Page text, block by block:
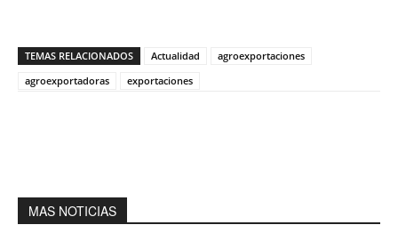
TEMAS RELACIONADOS Actualidad
agroexportaciones
agroexportadoras
exportaciones
MAS NOTICIAS